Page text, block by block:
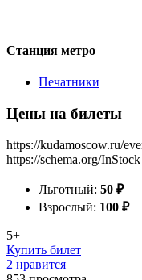
Станция метро
Печатники
Цены на билеты
https://kudamoscow.ru/
https://schema.org/InStock
Льготный: 50 ₽
Взрослый: 100 ₽
5+
Купить билет
2 нравится